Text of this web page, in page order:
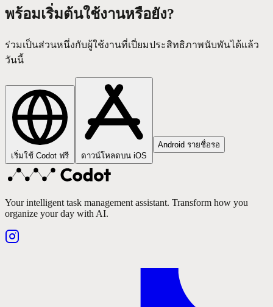
พร้อมเริ่มต้นใช้งานหรือยัง?
ร่วมเป็นส่วนหนึ่งกับผู้ใช้งานที่เปี่ยมประสิทธิภาพนับพันได้แล้ว
วันนี้
เริ่มใช้ Codot ฟรี ดาวน์โหลดบน iOS
Android รายชื่อรอ
Your intelligent task management assistant. Transform how you
organize your day with AI.